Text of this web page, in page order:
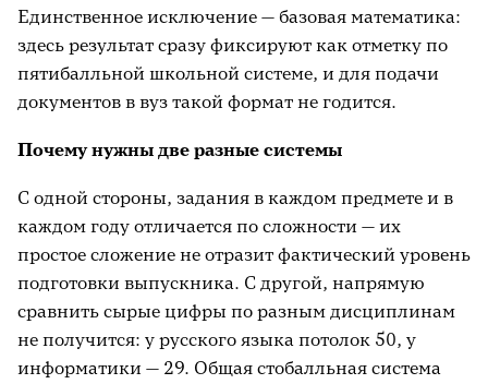
Единственное исключение — базовая математика:
здесь результат сразу фиксируют как отметку по
пятибалльной школьной системе, и для подачи
документов в вуз такой формат не годится.
Почему нужны две разные системы
С одной стороны, задания в каждом предмете и в
каждом году отличается по сложности — их
простое сложение не отразит фактический уровень
подготовки выпускника. С другой, напрямую
сравнить сырые цифры по разным дисциплинам
не получится: у русского языка потолок 50, у
информатики — 29. Общая стобалльная система